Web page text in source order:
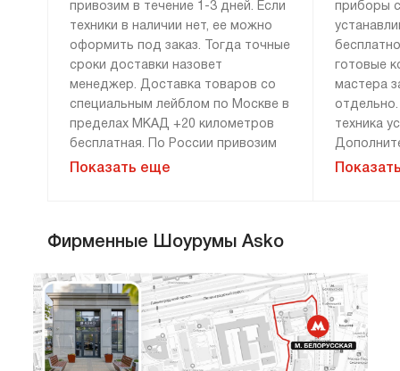
И наконец, когда посуда уже вымыта,
посудомойка Аско сама высушит ее,
не оставляя разводов и следов капель, так
что вам останется только достать
сияющую чистотой посуду и поставить
на место.
Что еще может эта техника?
Большинство посудомоечных машин Asko
встраиваемые, но есть и отдельностоящие.
Но и отдельную модель можно встроить
в столешницу, под мойку, в колонну.
привозим в течение 1-3 дней. Если
техники в наличии нет, ее можно
оформить под заказ. Тогда точные
сроки доставки назовет
менеджер. Доставка товаров со
специальным лейблом по Москве в
пределах МКАД +20 километров
бесплатная. По России привозим
технику бесплатно, если сумма
предоплате. Дополнительные
Мы привозим технику к двери или к
прихожей. Перенос до места
установки оплачивается отдельно.
Чтобы при приемке техники не
Показать еще
приборы
готовые
мастера
техника
и
в себя:
Фирменные Шоурумы Asko